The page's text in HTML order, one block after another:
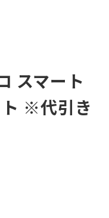
スマート
※代引き